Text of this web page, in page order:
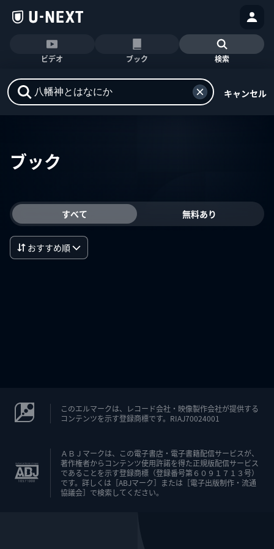
ビデオ ブック 検索
キャンセル
ブック
すべて 無料あり
おすすめ順
このエルマークは、レコード会社・映像製作会社が提供する
コンテンツを示す登録商標です。RIAJ70024001
ＡＢＪマークは、この電子書店・電子書籍配信サービスが、
著作権者からコンテンツ使用許諾を得た正規版配信サービス
であることを示す登録商標（登録番号第６０９１７１３号）
です。詳しくは［ABJマーク］または［電子出版制作・流通
協議会］で検索してください。